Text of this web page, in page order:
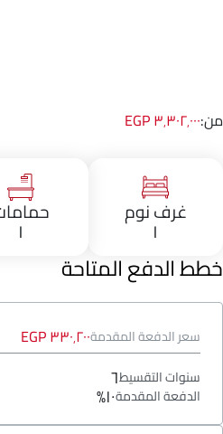
من:٣٬٣٠٢٬٠٠٠ EGP
غرف نوم
١ ١
خطط الدفع المتاحة
سعر الدفعة المقدمة٣٣٠٬٢٠٠ EGP
سنوات التقسيط٦
الدفعة المقدمة١٠%